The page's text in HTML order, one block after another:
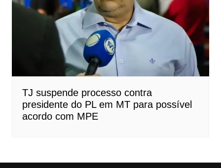
TJ suspende processo contra
presidente do PL em MT para possível
acordo com MPE